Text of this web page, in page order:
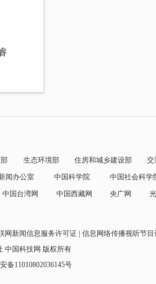
生态环境部 住房和城乡建设部 交
闻办公室 中国科学院 中国社会科学
中国台湾网 中国西藏网 央广网
网新闻信息服务许可证 信息网络传播视听节目
中国科技网 版权所有
备11010802036145号